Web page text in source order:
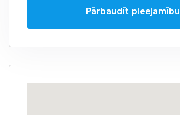
Pārbaudīt pieejamību